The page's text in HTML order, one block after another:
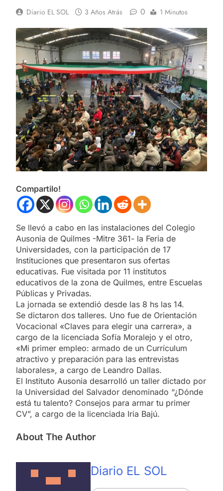
Diario EL SOL 3 Años Atrás 0 1 Minutos
Compartilo!
Se llevó a cabo en las instalaciones del Colegio
Ausonia de Quilmes -Mitre 361- la Feria de
Universidades, con la participación de 17
Instituciones que presentaron sus ofertas
educativas. Fue visitada por 11 institutos
educativos de la zona de Quilmes, entre Escuelas
Públicas y Privadas.
La jornada se extendió desde las 8 hs las 14.
Se dictaron dos talleres. Uno fue de Orientación
Vocacional «Claves para elegir una carrera», a
cargo de la licenciada Sofía Moralejo y el otro,
«Mi primer empleo: armado de un Currículum
atractivo y preparación para las entrevistas
laborales», a cargo de Leandro Dallas.
El Instituto Ausonia desarrolló un taller dictado por
la Universidad del Salvador denominado “¿Dónde
está tu talento? Consejos para armar tu primer
CV”, a cargo de la licenciada Iria Bajú.
About The Author
Diario EL SOL